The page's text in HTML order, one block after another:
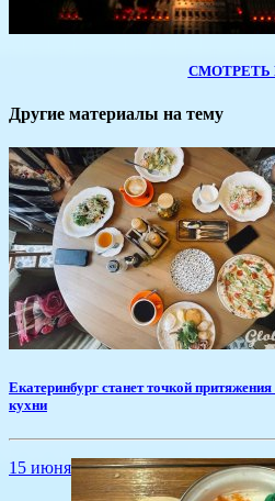
СМОТРЕТЬ
Другие материалы на тему
Екатеринбург станет точкой
кухни
15 июня